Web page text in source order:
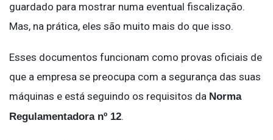
guardado para mostrar numa eventual fiscalização.
Mas, na prática, eles são muito mais do que isso.
Esses documentos funcionam como provas oficiais de
que a empresa se preocupa com a segurança das suas
máquinas e está seguindo os requisitos da Norma
Regulamentadora nº 12.